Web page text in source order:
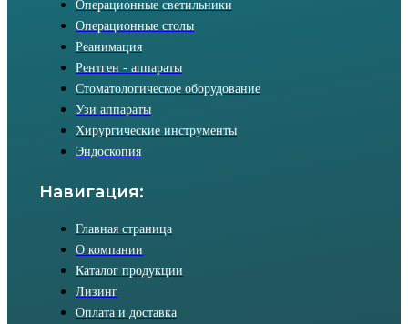
Операционные светильники
Операционные столы
Реанимация
Рентген - аппараты
Стоматологическое оборудование
Узи аппараты
Хирургические инструменты
Эндоскопия
Навигация:
Главная страница
О компании
Каталог продукции
Лизинг
Оплата и доставка